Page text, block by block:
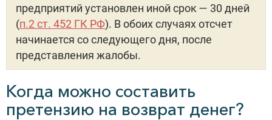
предприятий установлен иной срок — 30 дней
(п.2 ст. 452 ГК РФ). В обоих случаях отсчет
начинается со следующего дня, после
представления жалобы.
Когда можно составить
претензию на возврат денег?